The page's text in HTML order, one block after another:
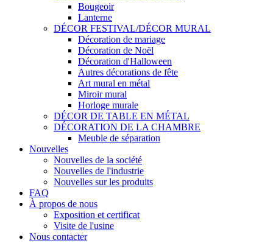
Bougeoir
Lanterne
DÉCOR FESTIVAL/DÉCOR MURAL
Décoration de mariage
Décoration de Noël
Décoration d'Halloween
Autres décorations de fête
Art mural en métal
Miroir mural
Horloge murale
DÉCOR DE TABLE EN MÉTAL
DÉCORATION DE LA CHAMBRE
Meuble de séparation
Nouvelles
Nouvelles de la société
Nouvelles de l'industrie
Nouvelles sur les produits
FAQ
À propos de nous
Exposition et certificat
Visite de l'usine
Nous contacter